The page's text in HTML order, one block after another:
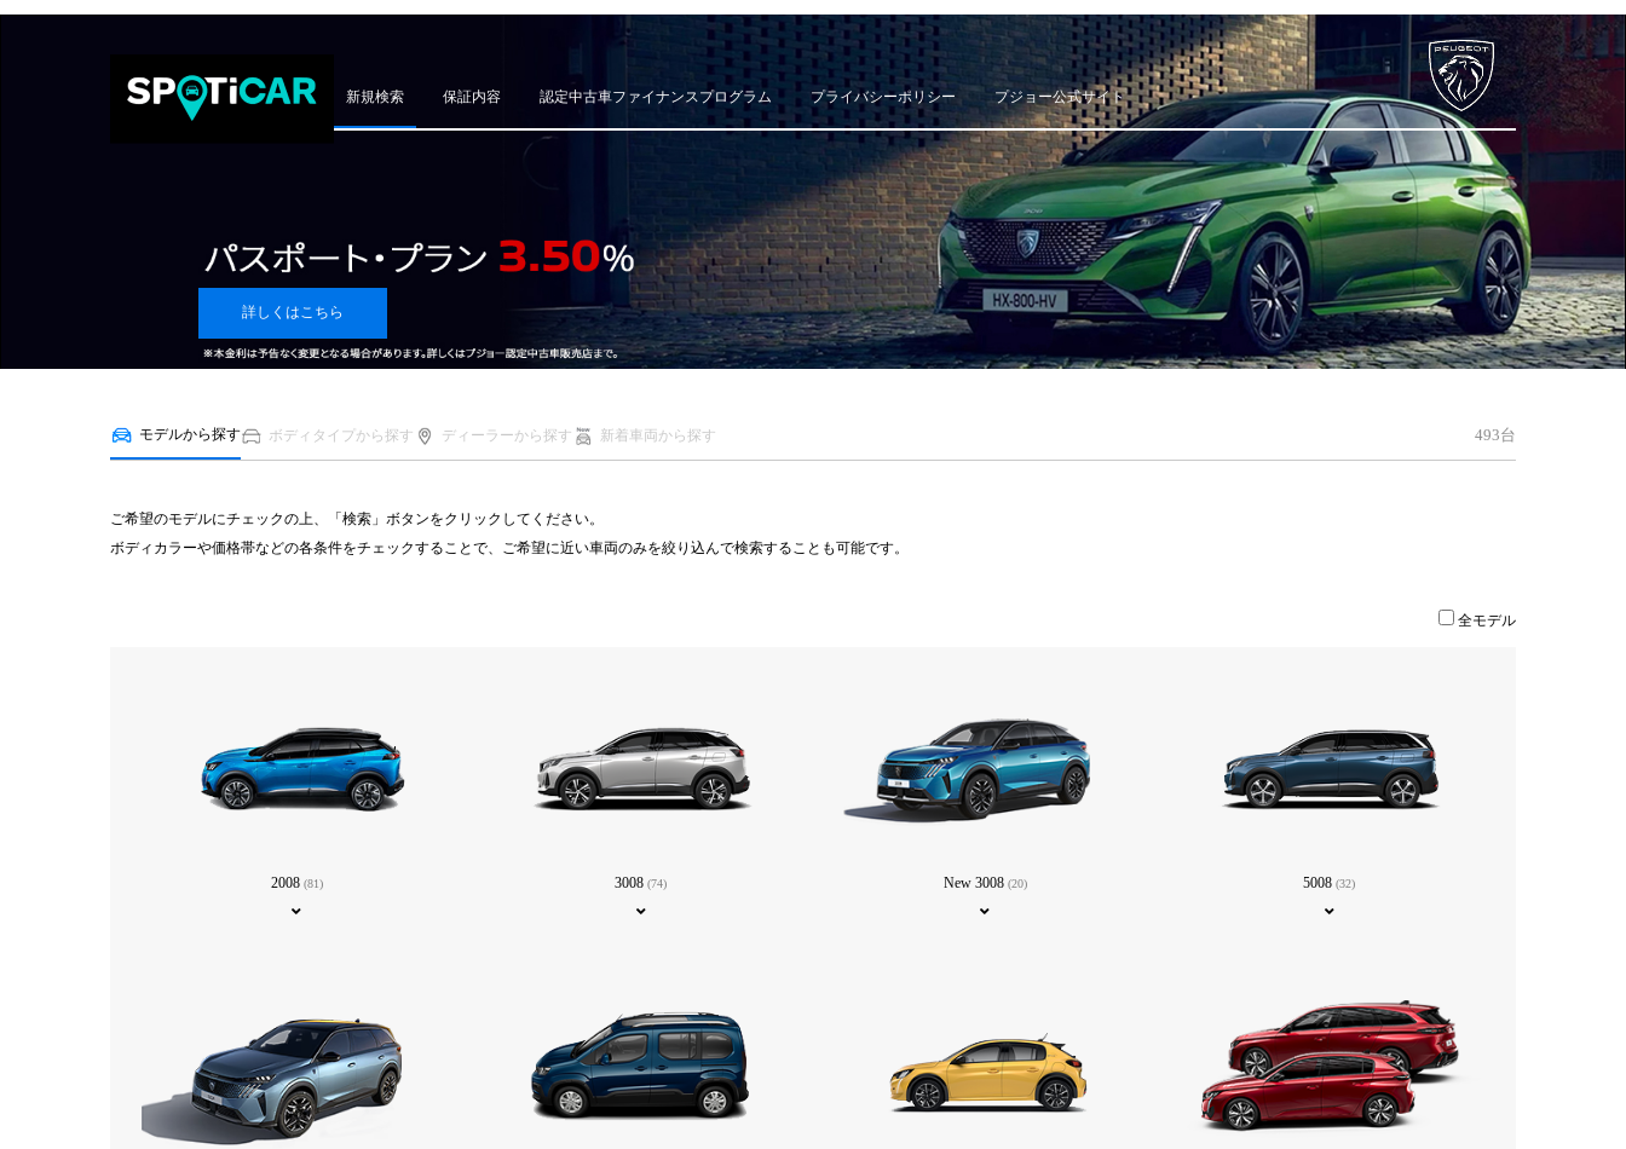
新規検索 保証内容 認定中古車ファイナンスプログラム プライバシーポリシー プジョー公式サイト
詳しくはこちら
モデルから探す ボディタイプから探す ディーラーから探す 新着車両から探す 493台
ご希望のモデルにチェックの上、「検索」ボタンをクリックしてください。
ボディカラーや価格帯などの各条件をチェックすることで、ご希望に近い車両のみを絞り込んで検索することも可能です。
全モデル
2008 (81) 3008(74) New 3008 (20) 5008(32)